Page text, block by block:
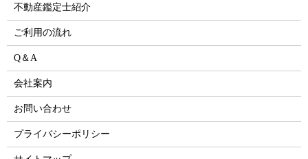
不動産鑑定士紹介
ご利用の流れ
Q＆A
会社案内
お問い合わせ
プライバシーポリシー